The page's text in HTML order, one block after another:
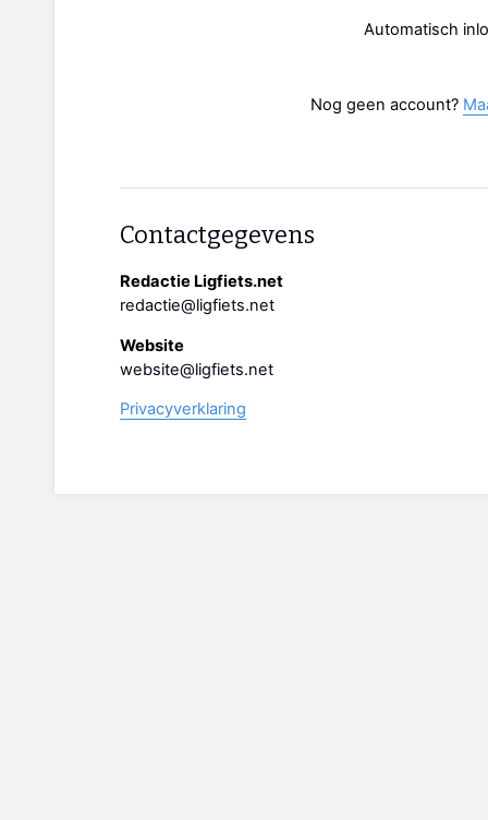
Automatisch
Nog geen account?
Contactgegevens
Redactie Ligfiets.net
redactie@ligfiets.net
Website
website@ligfiets.net
Privacyverklaring